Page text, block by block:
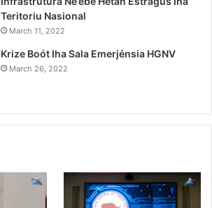
Teritoriu Nasional
March 11, 2022
Krize Boót Iha Sala Emerjénsia HGNV
March 26, 2022